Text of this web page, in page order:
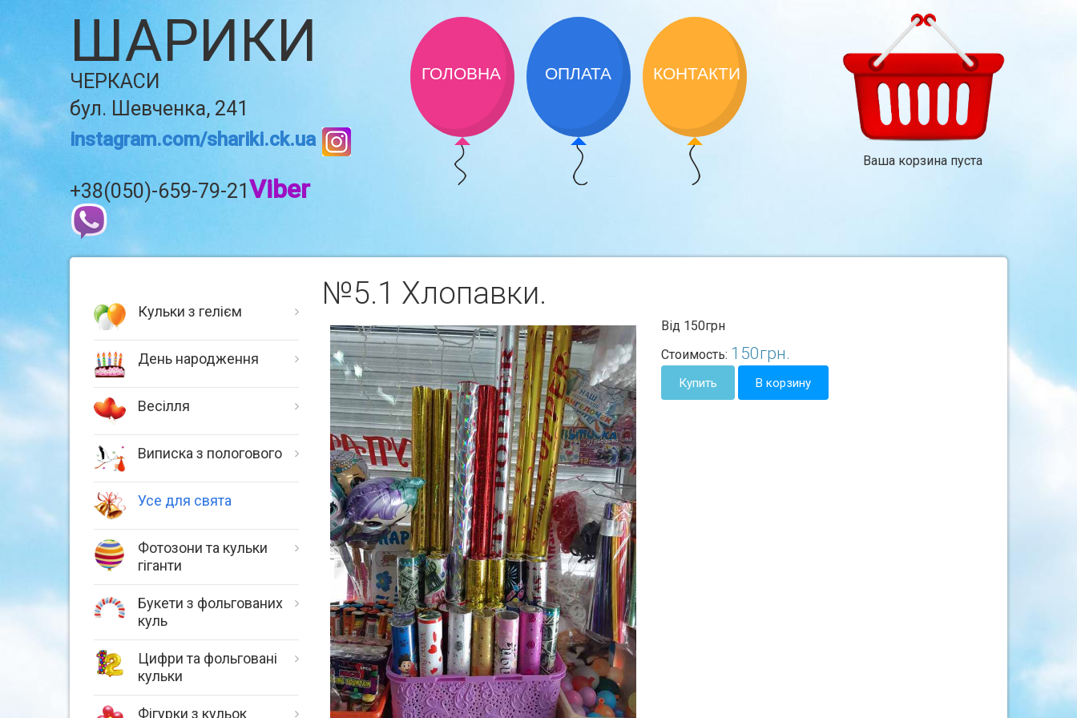
ШАРИКИ
ЧЕРКАСИ
бул. Шевченка, 241
instagram.com/shariki.ck.ua
+38(050)-659-79-21Viber
ГОЛОВНА ОПЛАТА КОНТАКТИ
Ваша корзина пуста
Кульки з гелієм
День народження
Весілля
Виписка з пологового
Усе для свята
Фотозони та кульки
гіганти
Букети з фольгованих
куль
Цифри та фольговані
кульки
Фігурки з кульок
№5.1 Хлопавки.
Від 150грн
Стоимость: 150грн.
Купить В корзину